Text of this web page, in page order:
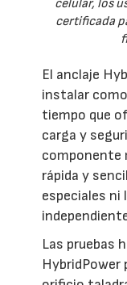
celular, los
certificada
El anclaje
instalar
tiempo que
carga y
componente
rápida y
especiales ni
Las pruebas
HybridPower